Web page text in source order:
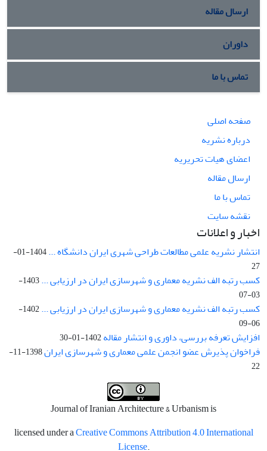
ارسال مقاله
داوران
تماس با ما
صفحه اصلی
درباره نشریه
اعضای هیات تحریریه
ارسال مقاله
تماس با ما
نقشه سایت
اخبار و اعلانات
انتشار نشریه علمی مطالعات طراحی شهری ایران دانشگاه ...
1404-01-
27
کسب رتبه الف نشریه معماری و شهرسازی ایران در ارزیابی ...
1403-
03-07
کسب رتبه الف نشریه معماری و شهرسازی ایران در ارزیابی ...
1402-
06-09
افزایش تعرفه بررسی، داوری و انتشار مقاله1402-01-30
فراخوان پذیرش عضو انجمن علمی معماری و شهرسازی ایران
1398-11-
22
Journal of Iranian Architecture & Urbanism is
licensed under aCreative Commons Attribution 4.0 International
License.